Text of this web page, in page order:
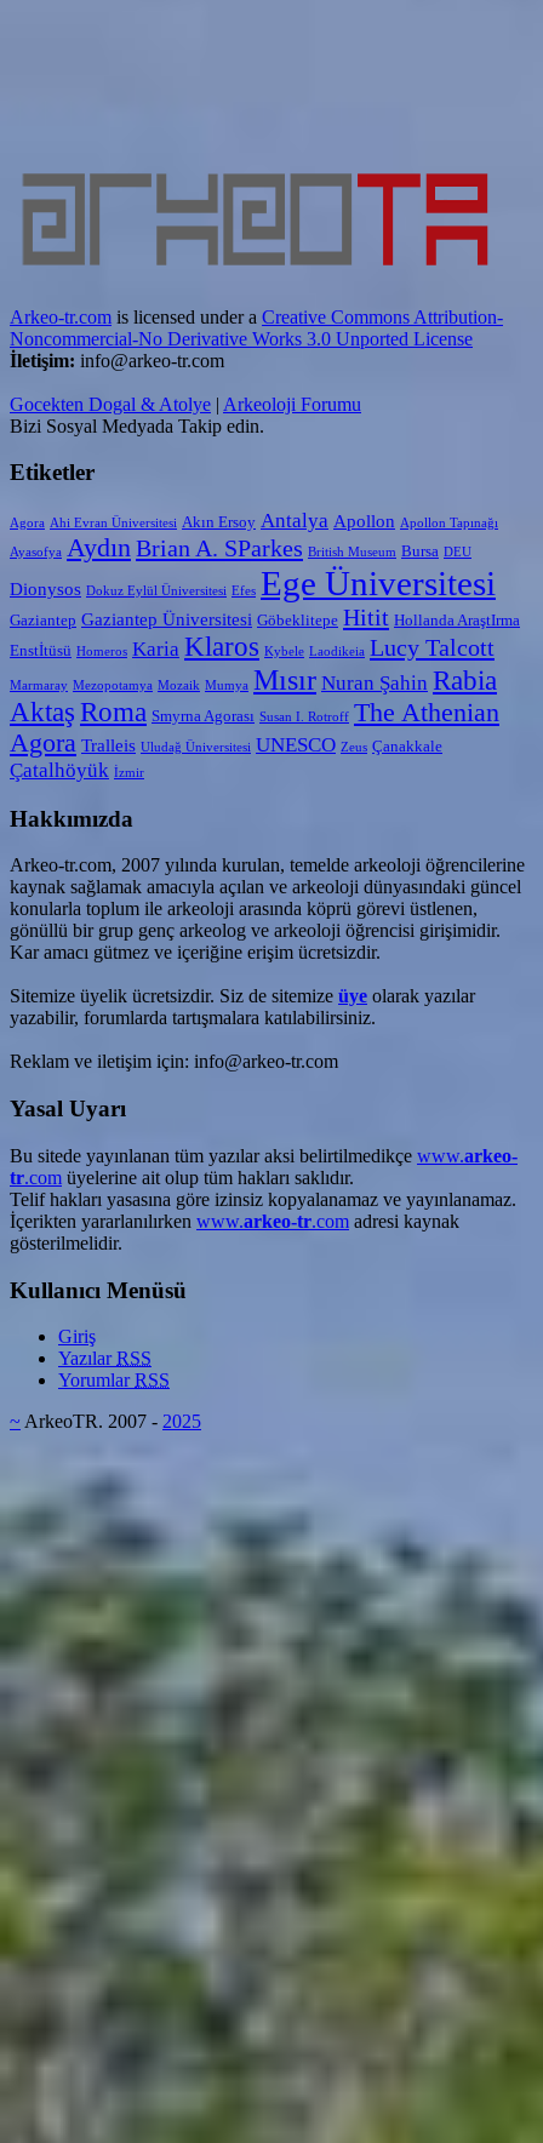
Arkeo-tr.com is licensed under a Creative Commons Attribution-
Noncommercial-No Derivative Works 3.0 Unported License
İletişim: info@arkeo-tr.com
Gocekten Dogal & Atolye | Arkeoloji Forumu
Bizi Sosyal Medyada Takip edin.
Etiketler
Agora Ahi Evran Üniversitesi Akın Ersoy Antalya Apollon Apollon Tapınağı
Ayasofya AydınBrian A. SParkes British Museum Bursa DEU
Dionysos Dokuz Eylül Üniversitesi Efes Ege Üniversitesi
Gaziantep Gaziantep Üniversitesi Göbeklitepe Hitit Hollanda AraştIrma
Enstİtüsü Homeros Karia Klaros Kybele Laodikeia Lucy Talcott
Marmaray Mezopotamya Mozaik Mumya Mısır Nuran Şahin Rabia
Aktaş Roma Smyrna Agorası Susan I. Rotroff The Athenian
Agora Tralleis Uludağ Üniversitesi UNESCO Zeus Çanakkale
Çatalhöyük İzmir
Hakkımızda
Arkeo-tr.com, 2007 yılında kurulan, temelde arkeoloji öğrencilerine
kaynak sağlamak amacıyla açılan ve arkeoloji dünyasındaki güncel
konularla toplum ile arkeoloji arasında köprü görevi üstlenen,
gönüllü bir grup genç arkeolog ve arkeoloji öğrencisi girişimidir.
Kar amacı gütmez ve içeriğine erişim ücretsizdir.
Sitemize üyelik ücretsizdir. Siz de sitemize üye olarak yazılar
yazabilir, forumlarda tartışmalara katılabilirsiniz.
Reklam ve iletişim için: info@arkeo-tr.com
Yasal Uyarı
Bu sitede yayınlanan tüm yazılar aksi belirtilmedikçe www.arkeo-
tr.com üyelerine ait olup tüm hakları saklıdır.
Telif hakları yasasına göre izinsiz kopyalanamaz ve yayınlanamaz.
İçerikten yararlanılırken www.arkeo-tr.com adresi kaynak
gösterilmelidir.
Kullanıcı Menüsü
Giriş
YazılarRSS
YorumlarRSS
~ ArkeoTR. 2007 - 2025